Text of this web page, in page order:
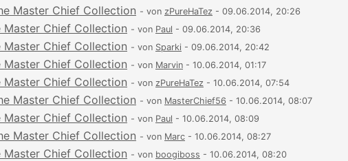
Master Chief Collection - von zPureHaTez - 09.06.2014, 20:26
Master Chief Collection - von Paul - 09.06.2014, 20:36
Master Chief Collection - von Sparki - 09.06.2014, 20:42
Master Chief Collection - von Marvin - 10.06.2014, 01:17
Master Chief Collection - von zPureHaTez - 10.06.2014, 07:54
Master Chief Collection - von MasterChief56 - 10.06.2014, 08:07
Master Chief Collection - von Paul - 10.06.2014, 08:09
Master Chief Collection - von Marc - 10.06.2014, 08:27
Master Chief Collection - von boogiboss - 10.06.2014, 08:20